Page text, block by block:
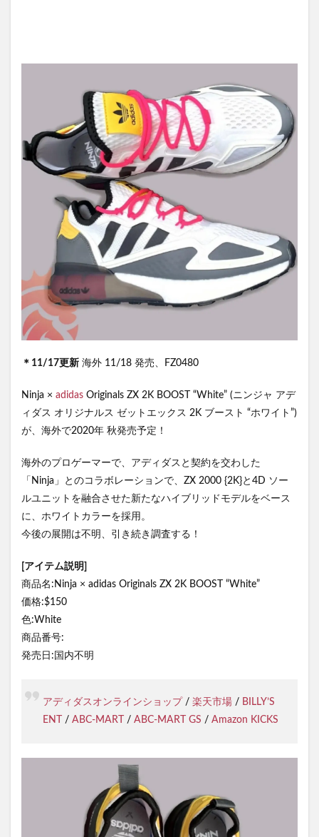
＊11/17更新 海外 11/18 発売、FZ0480
Ninja × adidas Originals ZX 2K BOOST “White” (ニンジャ アデ
ィダス オリジナルス ゼットエックス 2K ブースト “ホワイト”)
が、海外で2020年 秋発売予定！
海外のプロゲーマーで、アディダスと契約を交わした
「Ninja」とのコラボレーションで、ZX 2000 {2K}と4D ソー
ルユニットを融合させた新たなハイブリッドモデルをベース
に、ホワイトカラーを採用。
今後の展開は不明、引き続き調査する！
[アイテム説明]
商品名:Ninja × adidas Originals ZX 2K BOOST “White”
価格:$150
色:White
商品番号:
発売日:国内不明
アディダスオンラインショップ / 楽天市場 / BILLY’S
ENT
/ ABC-MART / ABC-MART GS / Amazon KICKS